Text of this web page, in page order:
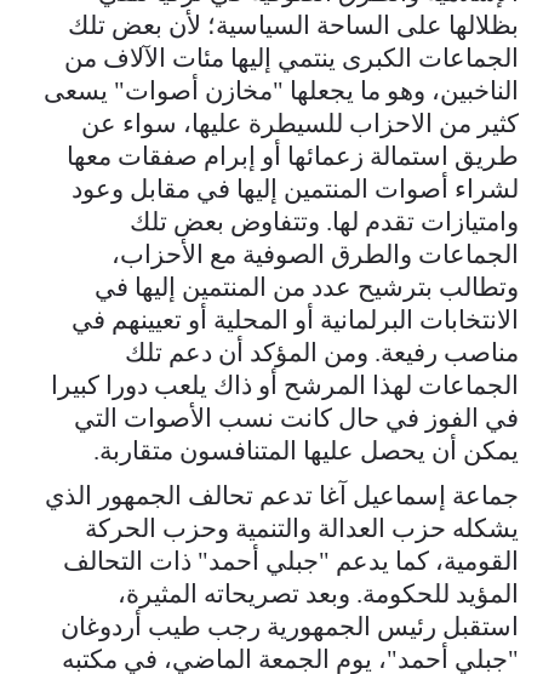
بظلالها على الساحة السياسية؛ لأن بعض تلك
الجماعات الكبرى ينتمي إليها مئات الآلاف من
الناخبين، وهو ما يجعلها "مخازن أصوات" يسعى
كثير من الاحزاب للسيطرة عليها، سواء عن
طريق استمالة زعمائها أو إبرام صفقات معها
لشراء أصوات المنتمين إليها في مقابل وعود
وامتيازات تقدم لها. وتتفاوض بعض تلك
الجماعات والطرق الصوفية مع الأحزاب،
وتطالب بترشيح عدد من المنتمين إليها في
الانتخابات البرلمانية أو المحلية أو تعيينهم في
مناصب رفيعة. ومن المؤكد أن دعم تلك
الجماعات لهذا المرشح أو ذاك يلعب دورا كبيرا
في الفوز في حال كانت نسب الأصوات التي
يمكن أن يحصل عليها المتنافسون متقاربة.
جماعة إسماعيل آغا تدعم تحالف الجمهور الذي
يشكله حزب العدالة والتنمية وحزب الحركة
القومية، كما يدعم "جبلي أحمد" ذات التحالف
المؤيد للحكومة. وبعد تصريحاته المثيرة،
استقبل رئيس الجمهورية رجب طيب أردوغان
"جبلي أحمد"، يوم الجمعة الماضي، في مكتبه